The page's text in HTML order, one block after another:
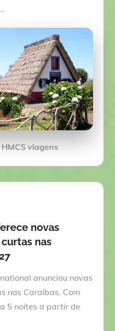
HMCS viagens
novas
nas
anunciou novas
nas Caraíbas. Com
5 noites a partir de